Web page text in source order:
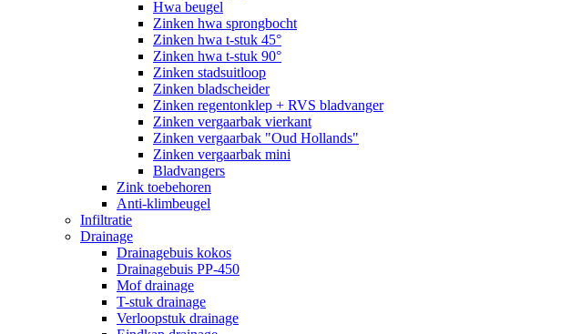
Hwa beugel
Zinken hwa sprongbocht
Zinken hwa t-stuk 45°
Zinken hwa t-stuk 90°
Zinken stadsuitloop
Zinken bladscheider
Zinken regentonklep + RVS bladvanger
Zinken vergaarbak vierkant
Zinken vergaarbak "Oud Hollands"
Zinken vergaarbak mini
Bladvangers
Zink toebehoren
Anti-klimbeugel
Infiltratie
Drainage
Drainagebuis kokos
Drainagebuis PP-450
Mof drainage
T-stuk drainage
Verloopstuk drainage